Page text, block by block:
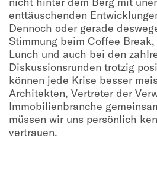
enttäuschenden
Dennoch oder gerade
Stimmung beim Coffee
Lunch und auch bei den
Diskussionsrunden trotzig
können jede Krise besser
Architekten, Vertreter der
Immobilienbranche
müssen wir uns persönlich
vertrauen.